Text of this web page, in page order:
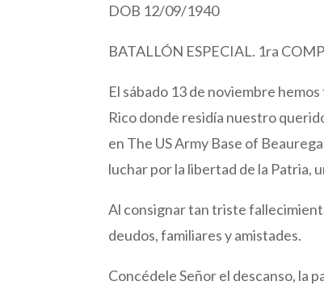
DOB 12/09/1940
BATALLÓN ESPECIAL. 1ra
El sábado 13 de noviembre
Rico donde residía nuestro
en The US Army Base of
luchar por la libertad de la Patria,
Al consignar tan triste
deudos, familiares y amistades.
Concédele Señor el descanso, la